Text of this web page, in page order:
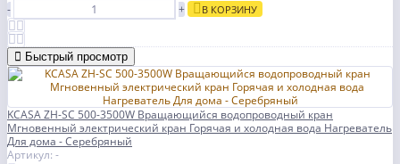
-
+ В КОРЗИНУ
Быстрый просмотр
KCASA ZH-SC 500-3500W Вращающийся водопроводный кран
Мгновенный электрический кран Горячая и холодная вода Нагреватель
Для дома - Серебряный
Артикул: -